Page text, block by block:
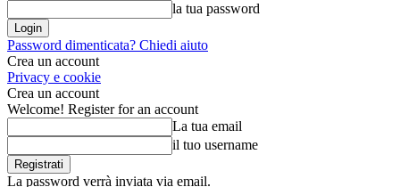
la tua password
Password dimenticata? Chiedi aiuto
Crea un account
Privacy e cookie
Crea un account
Welcome! Register for an account
La tua email
il tuo username
La password verrà inviata via email.